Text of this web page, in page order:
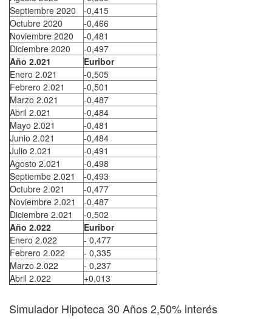
Septiembre 2020
-0,415
Octubre 2020
-0,466
Noviembre 2020
-0,481
Diciembre 2020
-0,497
Año 2.021
Euribor
Enero 2.021
-0,505
Febrero 2.021
-0,501
Marzo 2.021
-0,487
Abril 2.021
-0,484
Mayo 2.021
-0,481
Junio 2.021
-0,484
Julio 2.021
-0,491
Agosto 2.021
-0,498
Septiembe 2.021
-0,493
Octubre 2.021
-0,477
Noviembre 2.021
-0,487
Diciembre 2.021
-0,502
Año 2.022
Euribor
Enero 2.022
- 0,477
Febrero 2.022
- 0,335
Marzo 2.022
- 0,237
Abril 2.022
+0,013
Simulador Hipoteca 30 Años 2,50% interés